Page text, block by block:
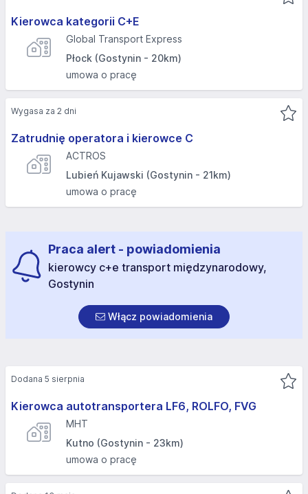
Kierowca kategorii C+E
Global Transport Express
Płock (Gostynin - 20km)
umowa o pracę
Zatrudnię operatora i kierowce C
ACTROS
Lubień Kujawski (Gostynin - 21km)
umowa o pracę
Wygasa za 2 dni
Praca alert - powiadomienia
kierowcy c+e transport międzynarodowy,
Gostynin
Włącz powiadomienia
Kierowca autotransportera LF6, ROLFO, FVG
MHT
Kutno (Gostynin - 23km)
umowa o pracę
Dodana 5 sierpnia